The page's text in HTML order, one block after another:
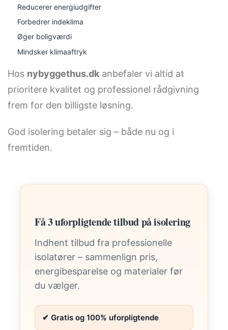
Reducerer energiudgifter
Forbedrer indeklima
Øger boligværdi
Mindsker klimaaftryk
Hos nybyggethus.dk anbefaler vi altid at
prioritere kvalitet og professionel rådgivning
frem for den billigste løsning.
God isolering betaler sig – både nu og i
fremtiden.
Få 3 uforpligtende tilbud på isolering
Indhent tilbud fra professionelle
isolatører – sammenlign pris,
energibesparelse og materialer før
du vælger.
✔ Gratis og 100% uforpligtende